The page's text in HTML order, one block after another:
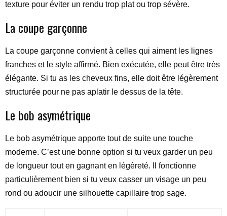
texture pour éviter un rendu trop plat ou trop sévère.
La coupe garçonne
La coupe garçonne convient à celles qui aiment les lignes
franches et le style affirmé. Bien exécutée, elle peut être très
élégante. Si tu as les cheveux fins, elle doit être légèrement
structurée pour ne pas aplatir le dessus de la tête.
Le bob asymétrique
Le bob asymétrique apporte tout de suite une touche
moderne. C’est une bonne option si tu veux garder un peu
de longueur tout en gagnant en légèreté. Il fonctionne
particulièrement bien si tu veux casser un visage un peu
rond ou adoucir une silhouette capillaire trop sage.